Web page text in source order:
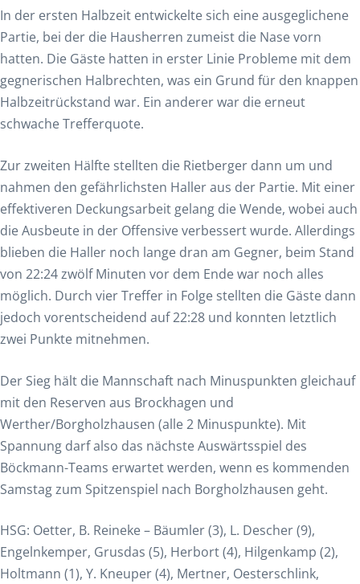
In der ersten Halbzeit entwickelte sich eine ausgeglichene
Partie, bei der die Hausherren zumeist die Nase vorn
hatten. Die Gäste hatten in erster Linie Probleme mit dem
gegnerischen Halbrechten, was ein Grund für den knappen
Halbzeitrückstand war. Ein anderer war die erneut
schwache Trefferquote.
Zur zweiten Hälfte stellten die Rietberger dann um und
nahmen den gefährlichsten Haller aus der Partie. Mit einer
effektiveren Deckungsarbeit gelang die Wende, wobei auch
die Ausbeute in der Offensive verbessert wurde. Allerdings
blieben die Haller noch lange dran am Gegner, beim Stand
von 22:24 zwölf Minuten vor dem Ende war noch alles
möglich. Durch vier Treffer in Folge stellten die Gäste dann
jedoch vorentscheidend auf 22:28 und konnten letztlich
zwei Punkte mitnehmen.
Der Sieg hält die Mannschaft nach Minuspunkten gleichauf
mit den Reserven aus Brockhagen und
Werther/Borgholzhausen (alle 2 Minuspunkte). Mit
Spannung darf also das nächste Auswärtsspiel des
Böckmann-Teams erwartet werden, wenn es kommenden
Samstag zum Spitzenspiel nach Borgholzhausen geht.
HSG: Oetter, B. Reineke – Bäumler (3), L. Descher (9),
Engelnkemper, Grusdas (5), Herbort (4), Hilgenkamp (2),
Holtmann (1), Y. Kneuper (4), Mertner, Oesterschlink,